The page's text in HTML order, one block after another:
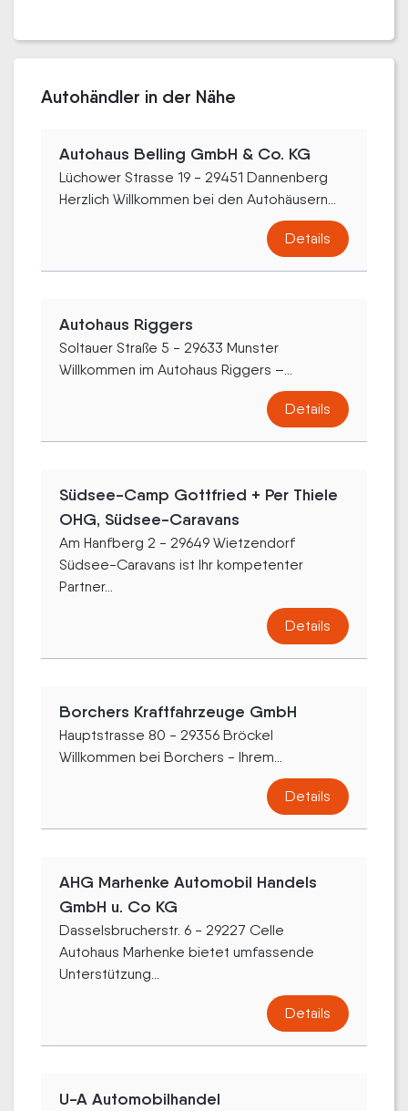
Autohändler in der Nähe
Autohaus Belling GmbH & Co. KG
Lüchower Strasse 19 - 29451 Dannenberg
Herzlich Willkommen bei den Autohäusern...
Details
Autohaus Riggers
Soltauer Straße 5 - 29633 Munster
Willkommen im Autohaus Riggers –...
Details
Südsee-Camp Gottfried + Per Thiele
OHG, Südsee-Caravans
Am Hanfberg 2 - 29649 Wietzendorf
Südsee-Caravans ist Ihr kompetenter
Partner...
Details
Borchers Kraftfahrzeuge GmbH
Hauptstrasse 80 - 29356 Bröckel
Willkommen bei Borchers - Ihrem...
Details
AHG Marhenke Automobil Handels
GmbH u. Co KG
Dasselsbrucherstr. 6 - 29227 Celle
Autohaus Marhenke bietet umfassende
Unterstützung...
Details
U-A Automobilhandel